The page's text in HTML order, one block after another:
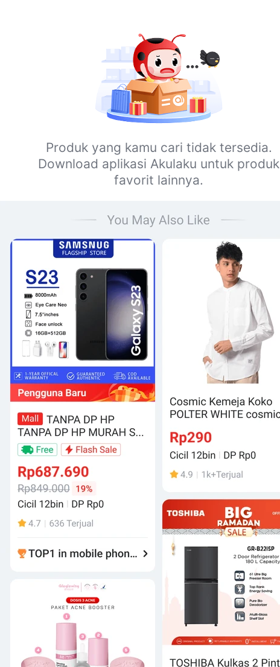
Produk yang kamu cari tidak tersedia.
Download aplikasi Akulaku untuk produk
favorit lainnya.